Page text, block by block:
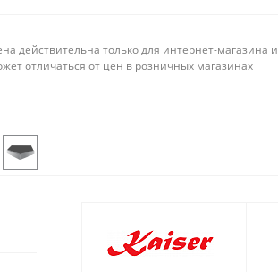
действительна только для интернет-магазина и
отличаться от цен в розничных магазинах